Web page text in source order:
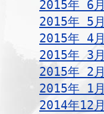
2015年 6月
2015年 5月
2015年 4月
2015年 3月
2015年 2月
2015年 1月
2014年12月